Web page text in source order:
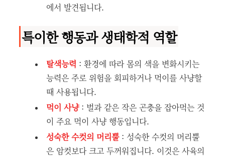
에서 발견됩니다.
특이한 행동과 생태학적 역할
탈색능력 : 환경에 따라 몸의 색을 변화시키는
능력은 주로 위험을 회피하거나 먹이를 사냥할
때 사용됩니다.
먹이 사냥: 벌과 같은 작은 곤충을 잡아먹는 것
이 주요 먹이 사냥 행동입니다.
성숙한 수컷의 머리뿔: 성숙한 수컷의 머리뿔
은 암컷보다 크고 두꺼워집니다. 이것은 사육의